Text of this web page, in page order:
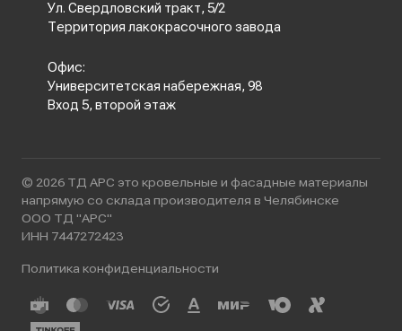
Ул. Свердловский тракт, 5/2
Территория лакокрасочного завода
Офис:
Университетская набережная, 98
Вход 5, второй этаж
© 2026 ТД АРС это кровельные и фасадные материалы
напрямую со склада производителя в Челябинске
ООО ТД "АРС"
ИНН 7447272423
Политика конфиденциальности